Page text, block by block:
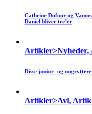
Cathrine Dufour og
Daniel bliver tre’er
Artikler>Nyheder,
Disse junior- og
Artikler>Avl,